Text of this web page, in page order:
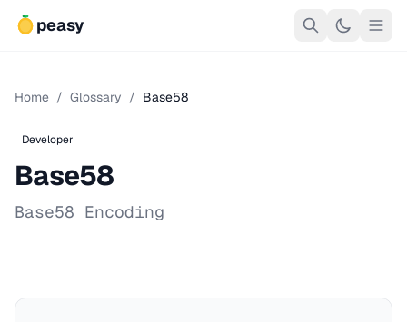
peasy
Home / Glossary / Base58
Developer
Base58
Base58 Encoding